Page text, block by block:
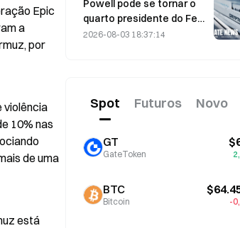
Epic
a
por
violência
10% nas
de uma
está
Powell pode se tornar o
quarto presidente do Fed
a cumprir um mandato
2026-08-03 18:37:14
Spot Futuros Novo
GT
GateToken
BTC
Bitcoin -